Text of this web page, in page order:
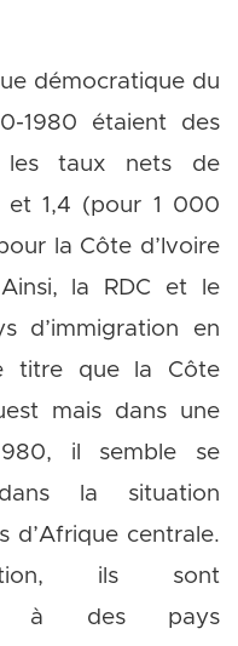
démocratique du
1980 étaient des
les taux nets de
et 1,4 (pour 1 000
la Côte d’Ivoire
la RDC et le
d’immigration en
titre que la Côte
mais dans une
il semble se
la situation
d’Afrique centrale.
ils sont
à des pays